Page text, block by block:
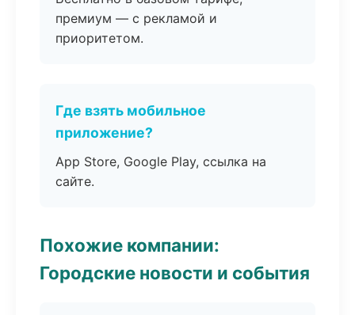
премиум — с рекламой и
приоритетом.
Где взять мобильное
приложение?
App Store, Google Play, ссылка на
сайте.
Похожие компании:
Городские новости и события